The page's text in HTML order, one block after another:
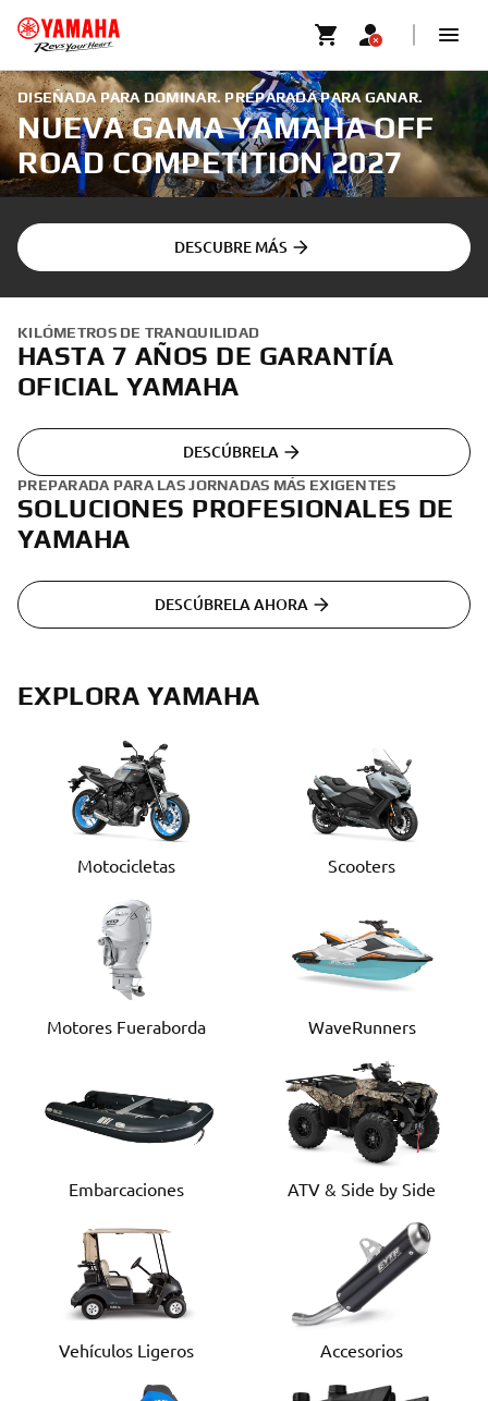
DISEÑADA PARA DOMINAR. PREPARADA PARA GANAR.
NUEVA GAMA YAMAHA OFF
ROAD COMPETITION 2027
DESCUBRE MÁS
KILÓMETROS DE TRANQUILIDAD
HASTA 7 AÑOS DE GARANTÍA
OFICIAL YAMAHA
DESCÚBRELA
PREPARADA PARA LAS JORNADAS MÁS EXIGENTES
SOLUCIONES PROFESIONALES DE
YAMAHA
DESCÚBRELA AHORA
EXPLORA YAMAHA
Motocicletas Scooters
Motores Fueraborda WaveRunners
Embarcaciones ATV & Side by Side
Vehículos Ligeros Accesorios